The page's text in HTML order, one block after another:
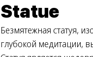
Statue
Безмятежная статуя,
глубокой медитации,